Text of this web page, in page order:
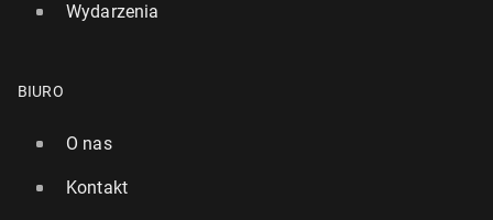
Wydarzenia
BIURO
O nas
Kontakt